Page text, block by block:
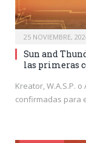
25 NOVIEMBRE,
Sun and
las primeras
Kreator, W.A.S.P.
confirmadas para